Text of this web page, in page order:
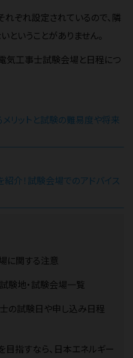
ぞれ設定されているので、隣
ということがありません。
気工事士試験会場と日程につ
リットと試験の難易度や将来
介！試験会場でのアドバイス
に関する注意
験地・試験会場一覧
の試験日や申し込み日程
指すなら、日本エネルギー